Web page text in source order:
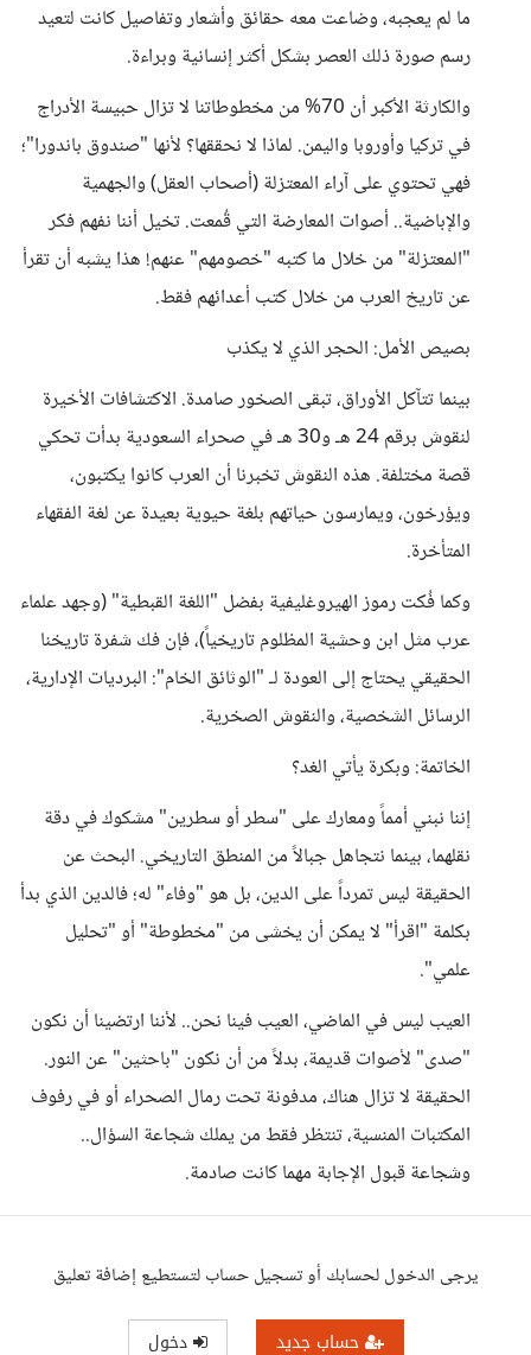
ما لم يعجبه، وضاعت معه حقائق وأشعار وتفاصيل كانت لتعيد
رسم صورة ذلك العصر بشكل أكثر إنسانية وبراءة.
والكارثة الأكبر أن 70% من مخطوطاتنا لا تزال حبيسة الأدراج
في تركيا وأوروبا واليمن. لماذا لا نحققها؟ لأنها "صندوق باندورا"؛
فهي تحتوي على آراء المعتزلة (أصحاب العقل) والجهمية
والإباضية.. أصوات المعارضة التي قُمعت. تخيل أننا نفهم فكر
"المعتزلة" من خلال ما كتبه "خصومهم" عنهم! هذا يشبه أن تقرأ
عن تاريخ العرب من خلال كتب أعدائهم فقط.
بصيص الأمل: الحجر الذي لا يكذب
بينما تتآكل الأوراق، تبقى الصخور صامدة. الاكتشافات الأخيرة
لنقوش برقم 24 هـ و30 هـ في صحراء السعودية بدأت تحكي
قصة مختلفة. هذه النقوش تخبرنا أن العرب كانوا يكتبون،
ويؤرخون، ويمارسون حياتهم بلغة حيوية بعيدة عن لغة الفقهاء
المتأخرة.
وكما فُكت رموز الهيروغليفية بفضل "اللغة القبطية" (وجهد علماء
عرب مثل ابن وحشية المظلوم تاريخياً)، فإن فك شفرة تاريخنا
الحقيقي يحتاج إلى العودة لـ "الوثائق الخام": البرديات الإدارية،
الرسائل الشخصية، والنقوش الصخرية.
الخاتمة: وبكرة يأتي الغد؟
إننا نبني أمماً ومعارك على "سطر أو سطرين" مشكوك في دقة
نقلهما، بينما نتجاهل جبالاً من المنطق التاريخي. البحث عن
الحقيقة ليس تمرداً على الدين، بل هو "وفاء" له؛ فالدين الذي بدأ
بكلمة "اقرأ" لا يمكن أن يخشى من "مخطوطة" أو "تحليل
علمي".
العيب ليس في الماضي، العيب فينا نحن.. لأننا ارتضينا أن نكون
"صدى" لأصوات قديمة، بدلاً من أن نكون "باحثين" عن النور.
الحقيقة لا تزال هناك، مدفونة تحت رمال الصحراء أو في رفوف
المكتبات المنسية، تنتظر فقط من يملك شجاعة السؤال..
وشجاعة قبول الإجابة مهما كانت صادمة.
يرجى الدخول لحسابك أو تسجيل حساب لتستطيع إضافة تعليق
حساب جديد دخول